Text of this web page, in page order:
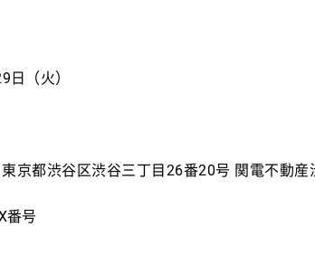
（火）
都渋谷区渋谷三丁目26番20号 関電不動産
番号